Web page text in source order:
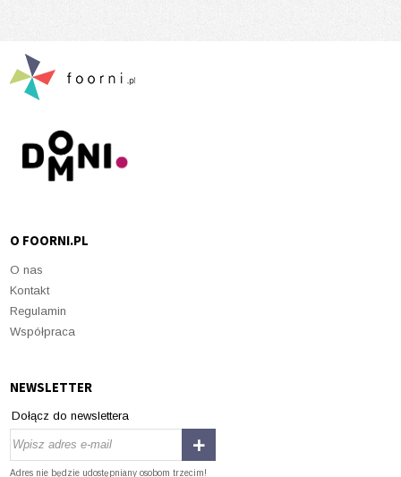
O FOORNI.PL
O nas
Kontakt
Regulamin
Współpraca
NEWSLETTER
Dołącz do newslettera
Adres nie będzie udostępniany osobom trzecim!